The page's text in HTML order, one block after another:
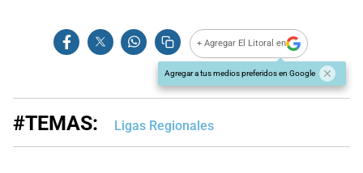
+ Agregar El Litoral en
Agregar a tus medios preferidos en Google
#TEMAS: Ligas Regionales